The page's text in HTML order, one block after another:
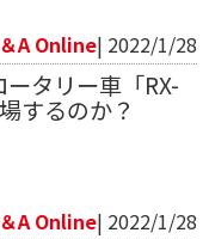
A Online| 2022/1/28
タリー車「RX-
するのか？
A Online| 2022/1/28